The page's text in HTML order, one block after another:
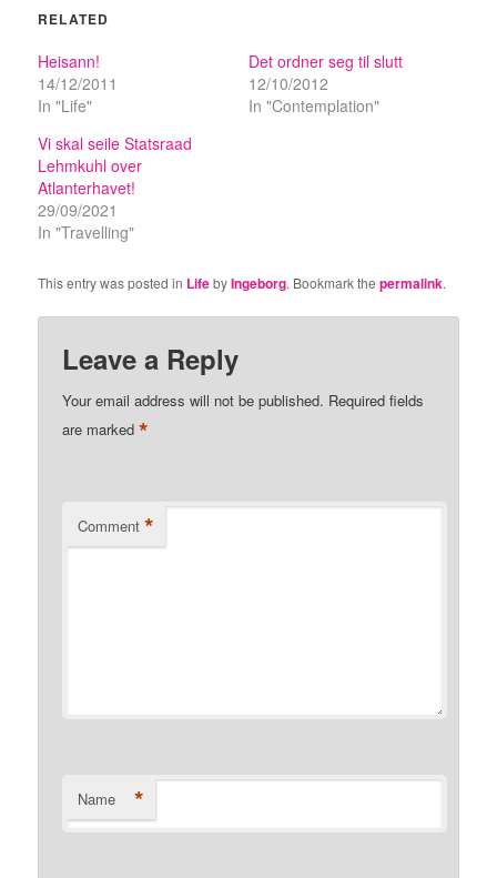
RELATED
Heisann!
14/12/2011
In "Life"
Det ordner seg til slutt
12/10/2012
In "Contemplation"
Vi skal seile Statsraad
Lehmkuhl over
Atlanterhavet!
29/09/2021
In "Travelling"
This entry was posted in LifebyIngeborg. Bookmark thepermalink.
Leave a Reply
Your email address will not be published. Required fields
are marked*
Comment *
Name *